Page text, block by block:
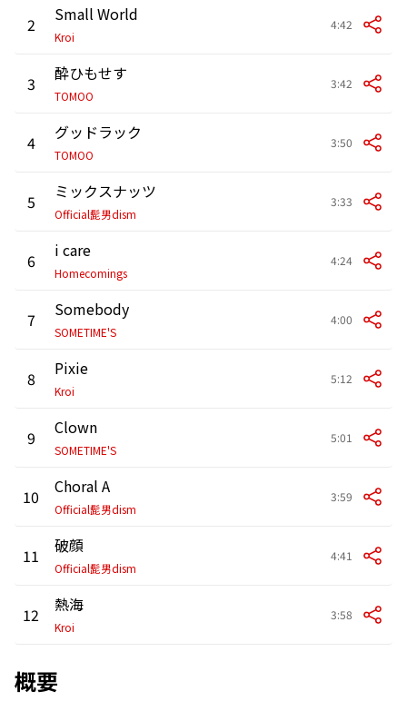
2 Small World
Kroi
4:42
3 酔ひもせす
TOMOO
3:42
4 グッドラック
TOMOO
3:50
5 ミックスナッツ
Official髭男dism
3:33
6 i care
Homecomings
4:24
7 Somebody
SOMETIME'S
4:00
8 Pixie
Kroi
5:12
9 Clown
SOMETIME'S
5:01
10 Choral A
Official髭男dism
3:59
11 破顔
Official髭男dism
4:41
12 熱海
Kroi
3:58
概要